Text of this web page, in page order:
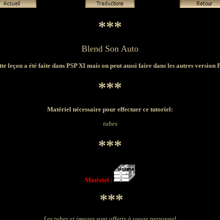
***
Blend Son Auto
leçon a été faite dans PSP XI mais on peut aussi faire dans les autres version
***
Matériel nécessaire pour effectuer ce tutoriel:
tubes
***
Matériel :
***